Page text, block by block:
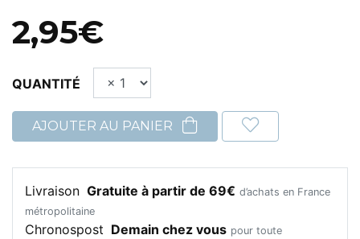
2,95€
QUANTITÉ
AJOUTER AU PANIER
Livraison Gratuite à partir de 69€ d’achats en France
métropolitaine
Chronospost Demain chez vous pour toute